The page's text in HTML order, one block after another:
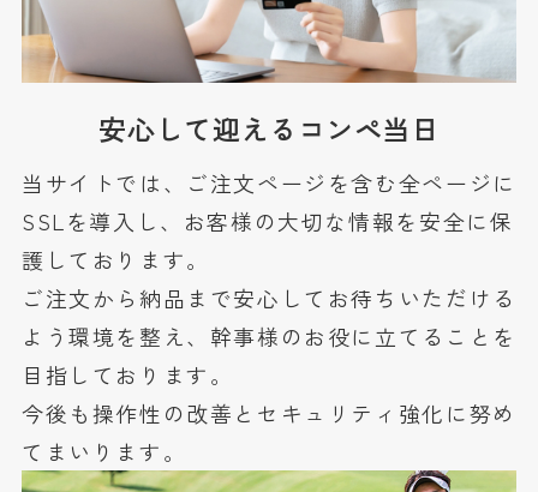
安心して迎えるコンペ当日
当サイトでは、ご注文ページを含む全ページに
SSLを導入し、お客様の大切な情報を安全に保
護しております。
ご注文から納品まで安心してお待ちいただける
よう環境を整え、幹事様のお役に立てることを
目指しております。
今後も操作性の改善とセキュリティ強化に努め
てまいります。